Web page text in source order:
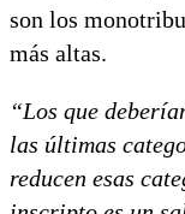
son los
más altas.
“Los que
las últimas
reducen esas